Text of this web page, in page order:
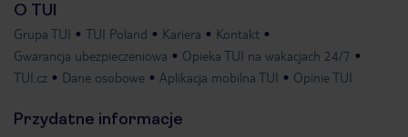
O TUI
Grupa TUI TUI Poland Kariera
Kontakt
Gwarancja ubezpieczeniowa
Opieka TUI na wakacjach 24/7
TUI.cz
Dane osobowe Aplikacja mobilna TUI Opinie TUI
Przydatne informacje